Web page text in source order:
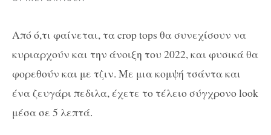
Από ό,τι φαίνεται, τα crop tops θα συνεχίσουν να
κυριαρχούν και την άνοιξη του 2022, και φυσικά θα
φορεθούν και με τζιν. Με μια κομψή τσάντα και
ένα ζευγάρι πεδιλα, έχετε το τέλειο σύγχρονο look
μέσα σε 5 λεπτά.